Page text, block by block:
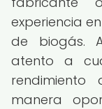
experiencia
de biogás.
atento a
manera